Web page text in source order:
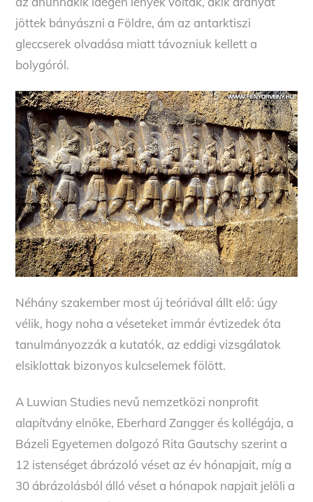
jöttek bányászni a Földre, ám az antarktiszi
gleccserek olvadása miatt távozniuk kellett a
bolygóról.
Néhány szakember most új teóriával állt elő: úgy
vélik, hogy noha a véseteket immár évtizedek óta
tanulmányozzák a kutatók, az eddigi vizsgálatok
elsiklottak bizonyos kulcselemek fölött.
A Luwian Studies nevű nemzetközi nonprofit
alapítvány elnöke, Eberhard Zangger és kollégája, a
Bázeli Egyetemen dolgozó Rita Gautschy szerint a
12 istenséget ábrázoló véset az év hónapjait, míg a
30 ábrázolásból álló véset a hónapok napjait jelöli a